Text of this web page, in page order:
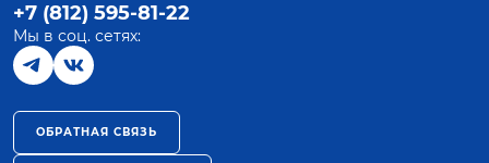
+7 (812) 595-81-22
Мы в соц. сетях:
ОБРАТНАЯ СВЯЗЬ